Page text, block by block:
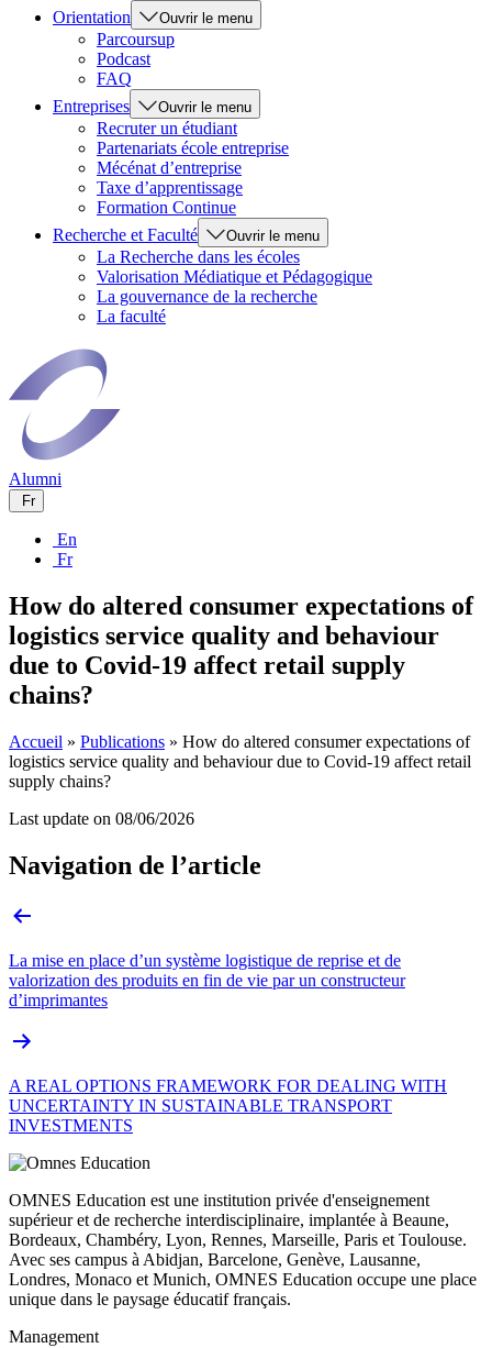
Orientation
Ouvrir le menu
Parcoursup
Podcast
FAQ
Entreprises
Ouvrir le menu
Recruter un étudiant
Partenariats école entreprise
Mécénat d’entreprise
Taxe d’apprentissage
Formation Continue
Recherche et Faculté
Ouvrir le menu
La Recherche dans les écoles
Valorisation Médiatique et Pédagogique
La gouvernance de la recherche
La faculté
Alumni
Fr
En
Fr
How do altered consumer expectations of
logistics service quality and behaviour
due to Covid-19 affect retail supply
chains?
Accueil » Publications » How do altered consumer expectations of
logistics service quality and behaviour due to Covid-19 affect retail
supply chains?
Last update on 08/06/2026
Navigation de l’article
La mise en place d’un système logistique de reprise et de
valorization des produits en fin de vie par un constructeur
d’imprimantes
A REAL OPTIONS FRAMEWORK FOR DEALING WITH
UNCERTAINTY IN SUSTAINABLE TRANSPORT
INVESTMENTS
OMNES Education est une institution privée d'enseignement
supérieur et de recherche interdisciplinaire, implantée à Beaune,
Bordeaux, Chambéry, Lyon, Rennes, Marseille, Paris et Toulouse.
Avec ses campus à Abidjan, Barcelone, Genève, Lausanne,
Londres, Monaco et Munich, OMNES Education occupe une place
unique dans le paysage éducatif français.
Management